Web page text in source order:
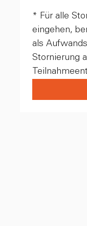
* Für alle
eingehen,
als
Stornierung